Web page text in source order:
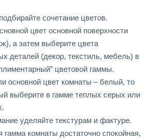
сочетание цветов.
цвет основной поверхности
а затем выберите цвета
деталей (декор, текстиль, мебель) в
цветовой гаммы.
основной цвет комнаты – белый, то
выберите в гамме теплых серых или
уделяйте текстурам и фактуре.
гамма комнаты достаточно спокойная,